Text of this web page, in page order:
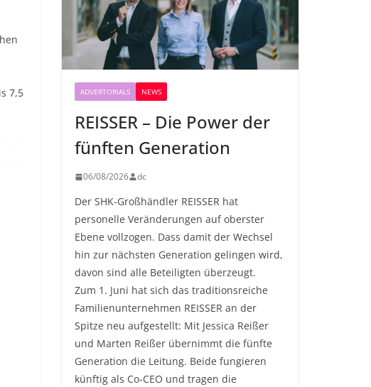
7,5
ADVERTORIALS NEWS
REISSER – Die Power der
fünften Generation
06/08/2026 dc
Der SHK-Großhändler REISSER hat
personelle Veränderungen auf oberster
Ebene vollzogen. Dass damit der Wechsel
hin zur nächsten Generation gelingen wird,
davon sind alle Beteiligten überzeugt.
Zum 1. Juni hat sich das traditionsreiche
Familienunternehmen REISSER an der
Spitze neu aufgestellt: Mit Jessica Reißer
und Marten Reißer übernimmt die fünfte
Generation die Leitung. Beide fungieren
künftig als Co-CEO und tragen die